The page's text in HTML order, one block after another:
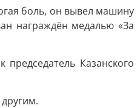
боль, он вывел машину
награждён медалью «За
Казанского